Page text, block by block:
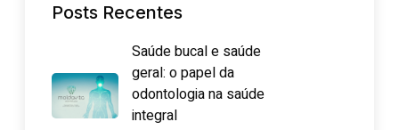
Posts Recentes
Saúde bucal e saúde
geral: o papel da
odontologia na saúde
integral